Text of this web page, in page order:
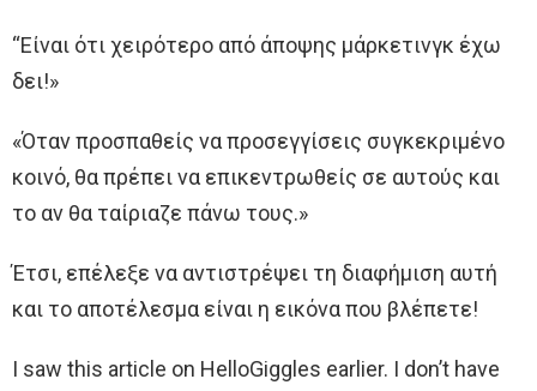
“Είναι ότι χειρότερο από άποψης μάρκετινγκ έχω
δει!»
«Όταν προσπαθείς να προσεγγίσεις συγκεκριμένο
κοινό, θα πρέπει να επικεντρωθείς σε αυτούς και
το αν θα ταίριαζε πάνω τους.»
Έτσι, επέλεξε να αντιστρέψει τη διαφήμιση αυτή
και το αποτέλεσμα είναι η εικόνα που βλέπετε!
I saw this article on HelloGiggles earlier. I don’t have